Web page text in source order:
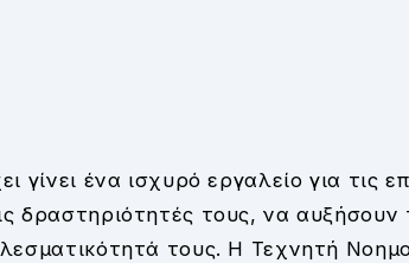
ένα ισχυρό εργαλείο για τις
δραστηριότητές τους, να
τους. Η Τεχνητή